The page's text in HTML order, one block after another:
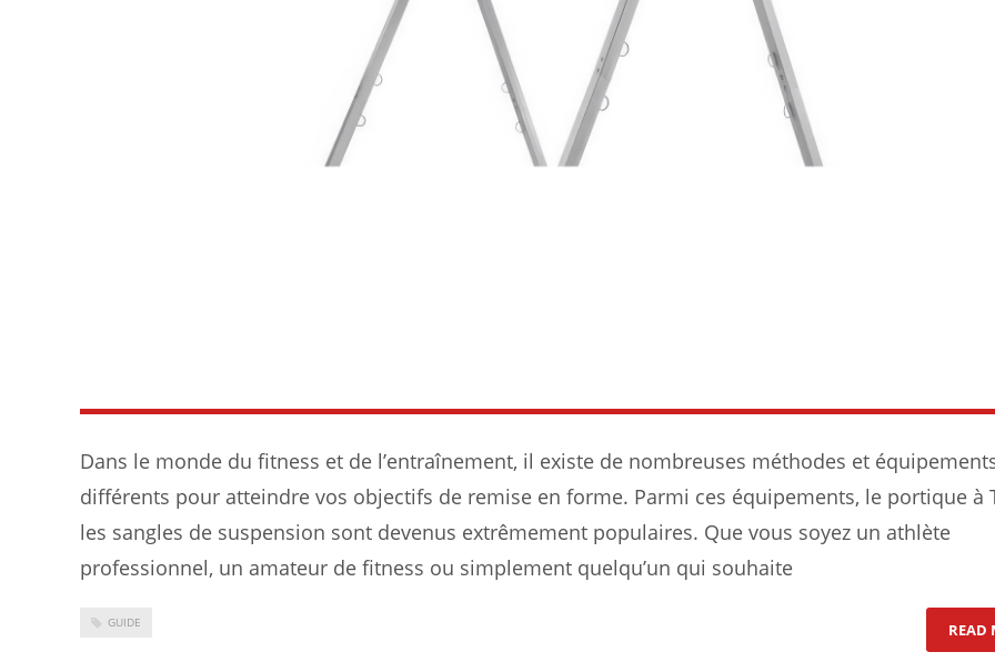
Dans le monde du fitness et de l’entraînement, il existe de nombreuses méthodes et
différents pour atteindre vos objectifs de remise en forme. Parmi ces équipements, le portique à
les sangles de suspension sont devenus extrêmement populaires. Que vous soyez un athlète
professionnel, un amateur de fitness ou simplement quelqu’un qui souhaite
GUIDE READ